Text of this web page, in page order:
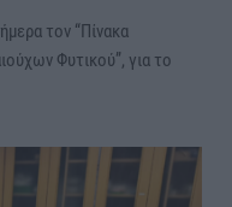
τον “Πίνακα
Φυτικού”, για το